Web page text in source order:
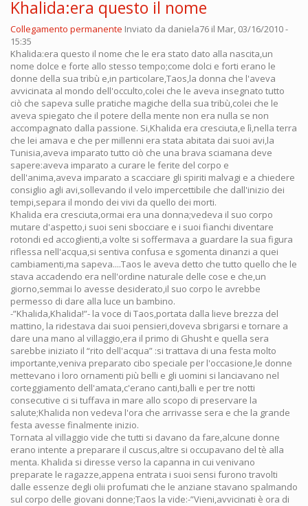
Khalida:era questo il nome
Collegamento permanente Inviato da daniela76 il Mar, 03/16/2010 -
15:35
Khalida:era questo il nome che le era stato dato alla nascita,un
nome dolce e forte allo stesso tempo;come dolci e forti erano le
donne della sua tribù e,in particolare,Taos,la donna che l'aveva
avvicinata al mondo dell'occulto,colei che le aveva insegnato tutto
ciò che sapeva sulle pratiche magiche della sua tribù,colei che le
aveva spiegato che il potere della mente non era nulla se non
accompagnato dalla passione. Si,Khalida era cresciuta,e lì,nella terra
che lei amava e che per millenni era stata abitata dai suoi avi,la
Tunisia,aveva imparato tutto ciò che una brava sciamana deve
sapere:aveva imparato a curare le ferite del corpo e
dell'anima,aveva imparato a scacciare gli spiriti malvagi e a chiedere
consiglio agli avi,sollevando il velo impercettibile che dall'inizio dei
tempi,separa il mondo dei vivi da quello dei morti.
Khalida era cresciuta,ormai era una donna;vedeva il suo corpo
mutare d'aspetto,i suoi seni sbocciare e i suoi fianchi diventare
rotondi ed accoglienti,a volte si soffermava a guardare la sua figura
riflessa nell'acqua,si sentiva confusa e sgomenta dinanzi a quei
cambiamenti,ma sapeva....Taos le aveva detto che tutto quello che le
stava accadendo era nell'ordine naturale delle cose e che,un
giorno,semmai lo avesse desiderato,il suo corpo le avrebbe
permesso di dare alla luce un bambino.
-”Khalida,Khalida!”- la voce di Taos,portata dalla lieve brezza del
mattino, la ridestava dai suoi pensieri,doveva sbrigarsi e tornare a
dare una mano al villaggio,era il primo di Ghusht e quella sera
sarebbe iniziato il “rito dell'acqua” :si trattava di una festa molto
importante,veniva preparato cibo speciale per l'occasione,le donne
mettevano i loro ornamenti più belli e gli uomini si lanciavano nel
corteggiamento dell'amata,c'erano canti,balli e per tre notti
consecutive ci si tuffava in mare allo scopo di preservare la
salute;Khalida non vedeva l'ora che arrivasse sera e che la grande
festa avesse finalmente inizio.
Tornata al villaggio vide che tutti si davano da fare,alcune donne
erano intente a preparare il cuscus,altre si occupavano del tè alla
menta. Khalida si diresse verso la capanna in cui venivano
preparate le ragazze,appena entrata i suoi sensi furono travolti
dalle essenze degli olii profumati che le anziane stavano spalmando
sul corpo delle giovani donne;Taos la vide:-”Vieni,avvicinati è ora di